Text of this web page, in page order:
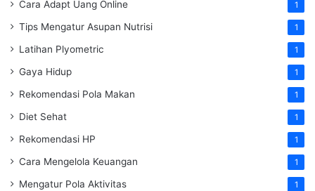
Cara Adapt Uang Online 1
Tips Mengatur Asupan Nutrisi 1
Latihan Plyometric 1
Gaya Hidup 1
Rekomendasi Pola Makan 1
Diet Sehat 1
Rekomendasi HP 1
Cara Mengelola Keuangan 1
Mengatur Pola Aktivitas 1